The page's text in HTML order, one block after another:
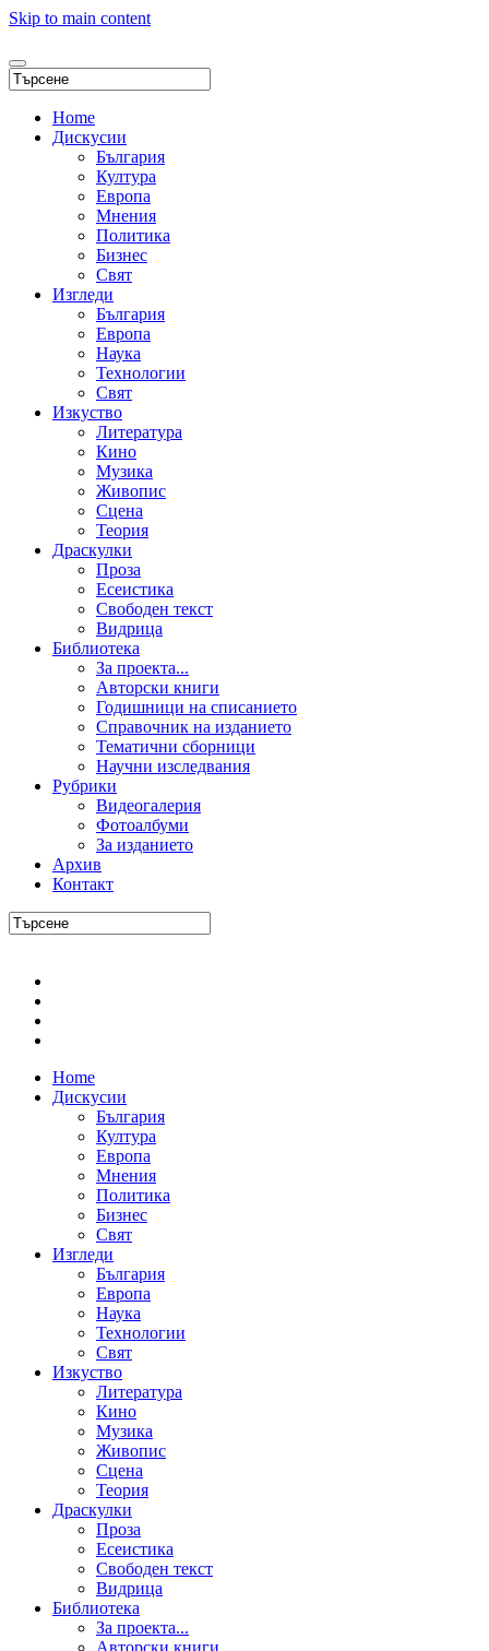
Skip to main content
Home
Дискусии
България
Култура
Европа
Мнения
Политика
Бизнес
Свят
Изгледи
България
Европа
Наука
Технологии
Свят
Изкуство
Литература
Кино
Музика
Живопис
Сцена
Теория
Драскулки
Проза
Есеистика
Свободен текст
Видрица
Библиотека
За проекта...
Авторски книги
Годишници на списанието
Справочник на изданието
Тематични сборници
Научни изследвания
Рубрики
Видеогалерия
Фотоалбуми
За изданието
Архив
Контакт
Home
Дискусии
България
Култура
Европа
Мнения
Политика
Бизнес
Свят
Изгледи
България
Европа
Наука
Технологии
Свят
Изкуство
Литература
Кино
Музика
Живопис
Сцена
Теория
Драскулки
Проза
Есеистика
Свободен текст
Видрица
Библиотека
За проекта...
Авторски книги